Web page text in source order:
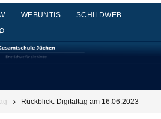
WEBUNTIS
SCHILDWEB
Rückblick: Digitaltag am 16.06.2023